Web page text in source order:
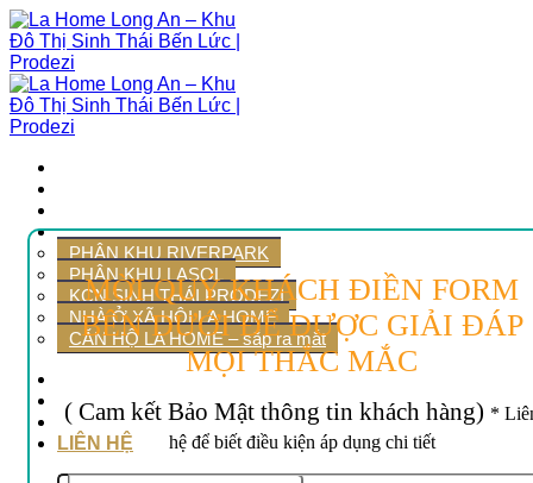
Bỏ
qua
nội
dung
SẢN PHẨM
PHÂN KHU RIVERPARK
PHÂN KHU LASOL
KCN SINH THÁI PRODEZI
NHÀ Ở XÃ HỘI LA HOME
CĂN HỘ LA HOME – sắp ra mắt
BẢNG GIÁ
Giới Thiệu
LIÊN HỆ
MỜI QUÝ KHÁCH ĐIỀN FORM
BÊN DƯỚI ĐỂ ĐƯỢC GIẢI ĐÁP
MỌI THẮC MẮC
( Cam kết Bảo Mật thông tin khách hàng) *
hệ để biết điều kiện áp dụng chi tiết